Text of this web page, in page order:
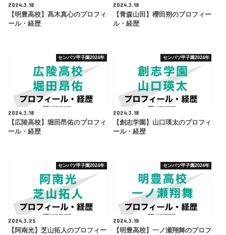
2024.3.18
【明豊高校】髙木真心のプロフィ
ール・経歴
2024.3.18
【青森山田】櫻田朔のプロフィー
ル・経歴
センバツ甲子園2024年
2024.3.18
【広陵高校】堀田昂佑のプロフィ
ール・経歴
センバツ甲子園2024年
2024.3.18
【創志学園】山口瑛太のプロフィ
ール・経歴
センバツ甲子園2024年
2024.3.25
【阿南光】芝山拓人のプロフィー
センバツ甲子園2024年
2024.3.18
【明豊高校】一ノ瀬翔舞のプロフ